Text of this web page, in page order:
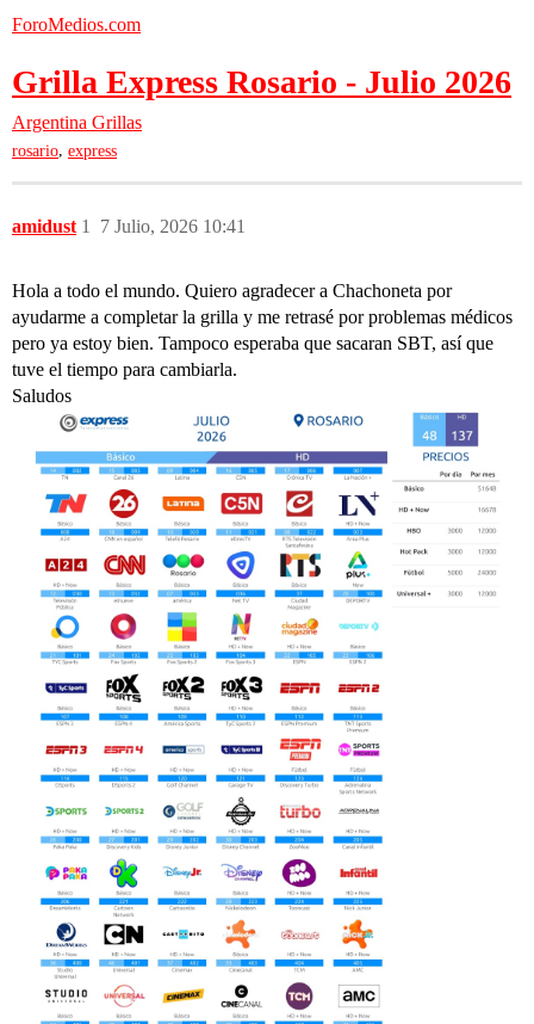
ForoMedios.com
Grilla Express Rosario - Julio 2026
Argentina Grillas
rosario, express
amidust 7 Julio, 2026 10:41
1
Hola a todo el mundo. Quiero agradecer a Chachoneta por
ayudarme a completar la grilla y me retrasé por problemas médicos
pero ya estoy bien. Tampoco esperaba que sacaran SBT, así que
tuve el tiempo para cambiarla.
Saludos